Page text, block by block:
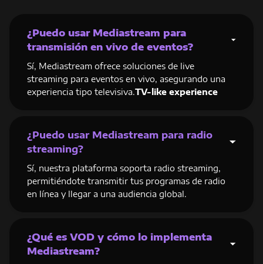
¿Puedo usar Mediastream para
transmisión en vivo de eventos?
Sí, Mediastream ofrece soluciones de live
streaming para eventos en vivo, asegurando una
experiencia tipo televisiva.TV-like experience
¿Puedo usar Mediastream para radio
streaming?
Sí, nuestra plataforma soporta radio streaming,
permitiéndote transmitir tus programas de radio
en línea y llegar a una audiencia global.
¿Qué es VOD y cómo lo implementa
Mediastream?